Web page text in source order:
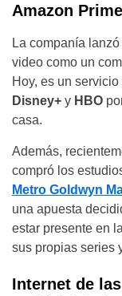
Amazon
La companía
video como un
Hoy, es un
Disney+ y HBO
casa.
Además,
compró los
Metro Goldwyn
una apuesta
estar presente en
sus propias series
Internet de